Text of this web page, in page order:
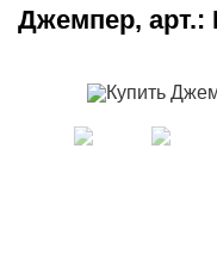
Джемпер, арт.: